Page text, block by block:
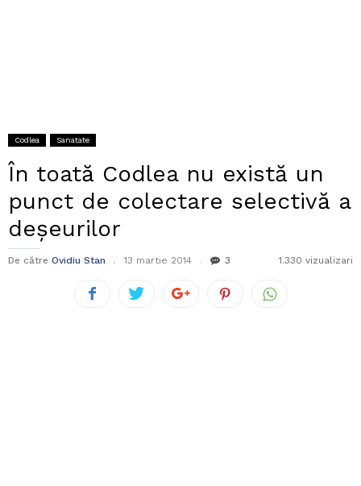
Codlea Sanatate
În toată Codlea nu există un
punct de colectare selectivă a
deșeurilor
De către Ovidiu Stan 13 martie 2014 3 1.330 vizualizari